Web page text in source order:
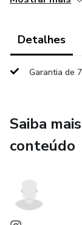
✔ Inclusão
Detalhes
Garantia de
Saiba
conteúdo